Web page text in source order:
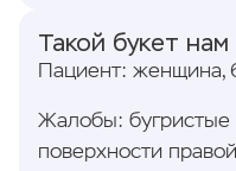
Такой букет
Пациент: женщина,
Жалобы: бугристые
поверхности